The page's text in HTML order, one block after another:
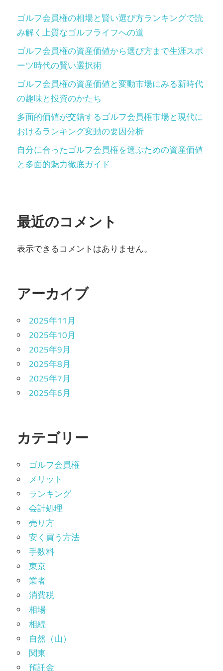
ゴルフ会員権の相場と賢い選び方ランキングで読
み解く上質なゴルフライフへの道
ゴルフ会員権の資産価値から選び方まで生涯スポ
ーツ時代の賢い選択術
ゴルフ会員権の資産価値と変動市場にみる新時代
の趣味と投資のかたち
多面的価値が交錯するゴルフ会員権市場と現代に
おけるランキング変動の要因分析
自分に合ったゴルフ会員権を選ぶための資産価値
と多面的魅力徹底ガイド
最近のコメント
表示できるコメントはありません。
アーカイブ
2025年11月
2025年10月
2025年9月
2025年8月
2025年7月
2025年6月
カテゴリー
ゴルフ会員権
メリット
ランキング
会計処理
売り方
安く買う方法
手数料
東京
業者
消費税
相場
相続
自然（山）
関東
預託金